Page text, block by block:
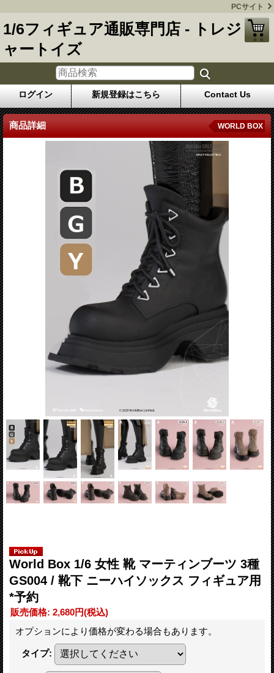
PCサイト
1/6フィギュア通販専門店 - トレジ
ャートイズ
ログイン 新規登録はこちら Contact Us
商品詳細 WORLD BOX
World Box 1/6 女性 靴 マーティンブーツ 3種
GS004 / 靴下 ニーハイソックス フィギュア用
*予約
販売価格: 2,680円(税込)
オプションにより価格が変わる場合もあります。
タイプ: